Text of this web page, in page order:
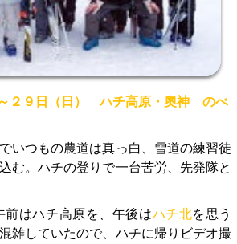
２９日（日） ハチ高原・奧神 のべ
いつもの農道は真っ白、雪道の練習徒
む。ハチの登りで一台苦労、先発隊と
はハチ高原を、午後はハチ北を思う
雑していたので、ハチに帰りビデオ撮